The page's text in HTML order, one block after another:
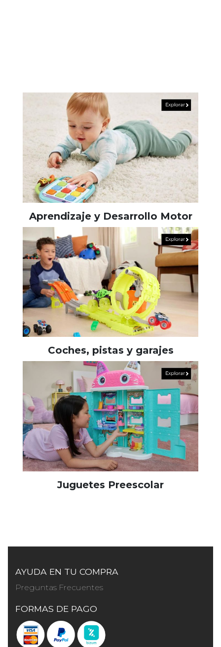
Aprendizaje y Desarrollo Motor
Coches, pistas y garajes
Juguetes Preescolar
AYUDA EN TU COMPRA
Preguntas Frecuentes
FORMAS DE PAGO